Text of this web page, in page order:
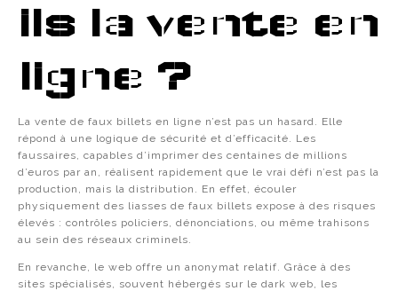
ils la vente en
ligne ?
La vente de faux billets en ligne n’est pas un hasard. Elle
répond à une logique de sécurité et d’efficacité. Les
faussaires, capables d’imprimer des centaines de millions
d’euros par an, réalisent rapidement que le vrai défi n’est pas la
production, mais la distribution. En effet, écouler
physiquement des liasses de faux billets expose à des risques
élevés : contrôles policiers, dénonciations, ou même trahisons
au sein des réseaux criminels.
En revanche, le web offre un anonymat relatif. Grâce à des
sites spécialisés, souvent hébergés sur le dark web, les